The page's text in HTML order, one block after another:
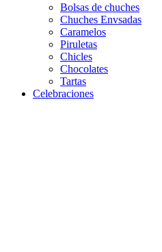
Bolsas de chuches
Chuches Envsadas
Caramelos
Piruletas
Chicles
Chocolates
Tartas
Celebraciones